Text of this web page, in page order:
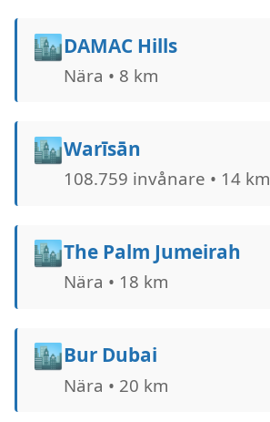
🏙️DAMAC Hills
Nära • 8 km
🏙️Warīsān
108.759 invånare • 14 km
🏙️The Palm Jumeirah
Nära • 18 km
🏙️Bur Dubai
Nära • 20 km